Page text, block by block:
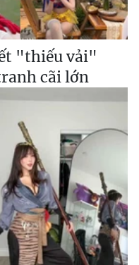
"thiếu vải"
cãi lớn